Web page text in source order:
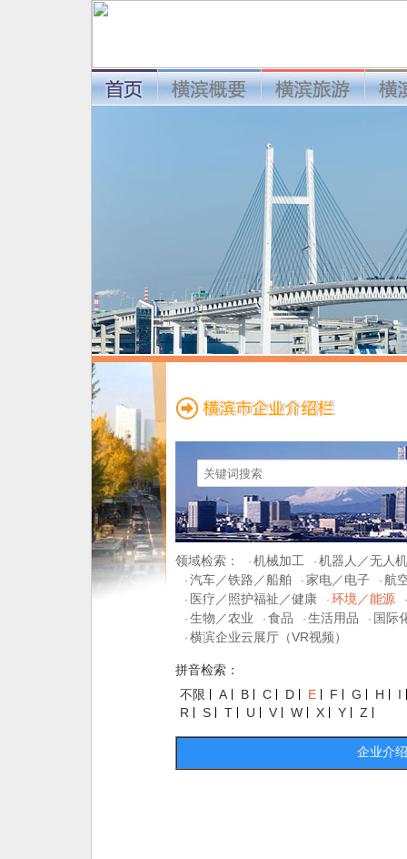
领域检索： · 机械加工 · 机器人／无人机
· 汽车／铁路／船舶 · 家电／电子 · 航
· 医疗／照护福祉／健康 · 环境／能源
·
· 生物／农业 · 食品 · 生活用品 · 国际
· 横滨企业云展厅（VR视频）
拼音检索：
不限
A B C D E F G H
I
R
S T U V W X Y Z
企业介绍